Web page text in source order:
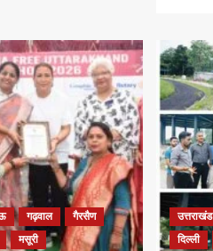
गढ़वाल
गैरसैण
मसूरी
उत्तराखंड
दिल्ली